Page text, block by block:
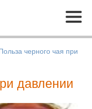
Меню
черного чая при
давлении